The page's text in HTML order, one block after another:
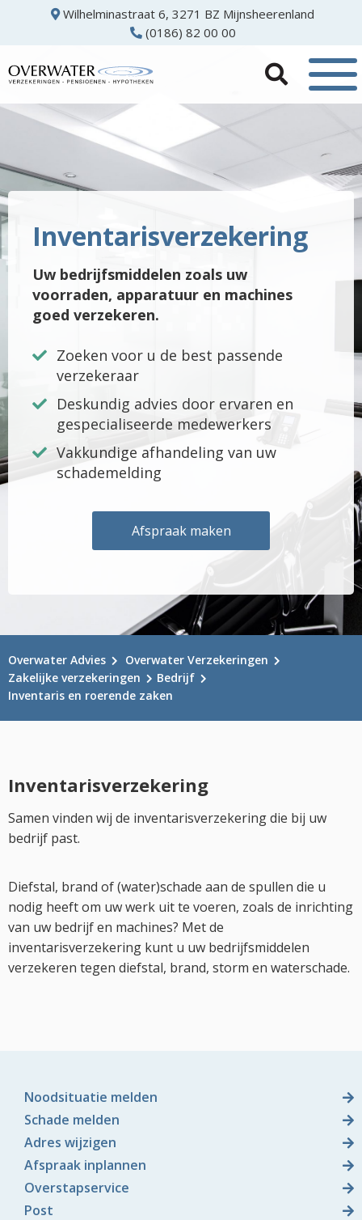
Wilhelminastraat 6, 3271 BZ Mijnsheerenland
(0186) 82 00 00
Inventarisverzekering
Uw bedrijfsmiddelen zoals uw
voorraden, apparatuur en machines
goed verzekeren.
Zoeken voor u de best passende
verzekeraar
Deskundig advies door ervaren en
gespecialiseerde medewerkers
Vakkundige afhandeling van uw
schademelding
Afspraak maken
Overwater Advies
Overwater Verzekeringen
Zakelijke verzekeringen
Bedrijf
Inventaris en roerende zaken
Inventarisverzekering
Samen vinden wij de inventarisverzekering die bij uw
bedrijf past.
Diefstal, brand of (water)schade aan de spullen die u
nodig heeft om uw werk uit te voeren, zoals de inrichting
van uw bedrijf en machines? Met de
inventarisverzekering kunt u uw bedrijfsmiddelen
verzekeren tegen diefstal, brand, storm en waterschade.
Noodsituatie melden
Schade melden
Adres wijzigen
Afspraak inplannen
Overstapservice
Post